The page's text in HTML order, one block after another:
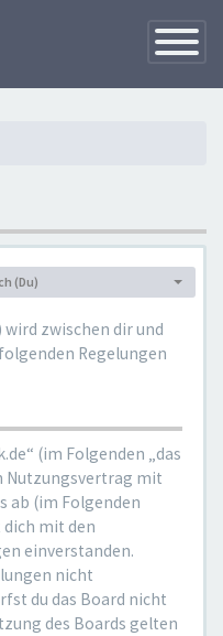
(Du)
zwischen dir und
Regelungen
(im Folgenden „das
Nutzungsvertrag mit
ab (im Folgenden
mit den
einverstanden.
nicht
du das Board nicht
des Boards gelten